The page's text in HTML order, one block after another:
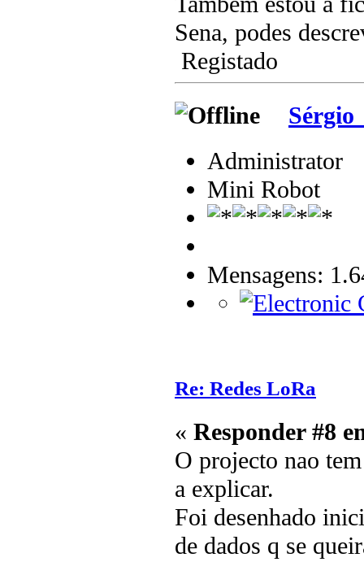
Sena, podes
Registado
Administrator
Mini Robot
Mensagens:
Re: Redes LoRa
« Responder #8
O projecto nao
a explicar.
Foi desenhado
de dados q se